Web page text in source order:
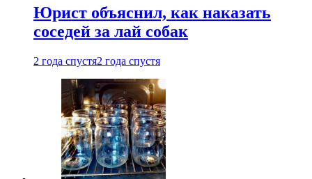
Юрист объяснил, как наказать
соседей за лай собак
2 года спустя2 года спустя